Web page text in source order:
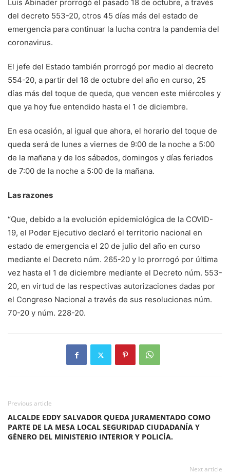
Luis Abinader prorrogó el pasado 18 de octubre, a través
del decreto 553-20, otros 45 días más del estado de
emergencia para continuar la lucha contra la pandemia del
coronavirus.
El jefe del Estado también prorrogó por medio al decreto
554-20, a partir del 18 de octubre del año en curso, 25
días más del toque de queda, que vencen este miércoles y
que ya hoy fue entendido hasta el 1 de diciembre.
En esa ocasión, al igual que ahora, el horario del toque de
queda será de lunes a viernes de 9:00 de la noche a 5:00
de la mañana y de los sábados, domingos y días feriados
de 7:00 de la noche a 5:00 de la mañana.
Las razones
“Que, debido a la evolución epidemiológica de la COVID-
19, el Poder Ejecutivo declaró el territorio nacional en
estado de emergencia el 20 de julio del año en curso
mediante el Decreto núm. 265-20 y lo prorrogó por última
vez hasta el 1 de diciembre mediante el Decreto núm. 553-
20, en virtud de las respectivas autorizaciones dadas por
el Congreso Nacional a través de sus resoluciones núm.
70-20 y núm. 228-20.
Previous article
ALCALDE EDDY SALVADOR QUEDA JURAMENTADO COMO
PARTE DE LA MESA LOCAL SEGURIDAD CIUDADANÍA Y
GÉNERO DEL MINISTERIO INTERIOR Y POLICÍA.
Next article